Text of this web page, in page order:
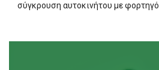
σύγκρουση αυτοκινήτου με φορτηγό